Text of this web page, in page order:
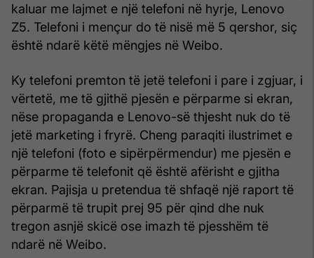
kaluar me lajmet e një telefoni në hyrje, Lenovo
Z5. Telefoni i mençur do të nisë më 5 qershor, siç
është ndarë këtë mëngjes në Weibo.
Ky telefoni premton të jetë telefoni i pare i zgjuar, i
vërtetë, me të gjithë pjesën e përparme si ekran,
nëse propaganda e Lenovo-së thjesht nuk do të
jetë marketing i fryrë. Cheng paraqiti ilustrimet e
një telefoni (foto e sipërpërmendur) me pjesën e
përparme të telefonit që është afërisht e gjitha
ekran. Pajisja u pretendua të shfaqë një raport të
përparmë të trupit prej 95 për qind dhe nuk
tregon asnjë skicë ose imazh të pjesshëm të
ndarë në Weibo.